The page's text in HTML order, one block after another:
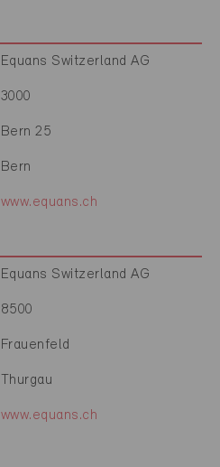
Equans Switzerland AG
3000
Bern 25
Bern
www.equans.ch
Equans Switzerland AG
8500
Frauenfeld
Thurgau
www.equans.ch